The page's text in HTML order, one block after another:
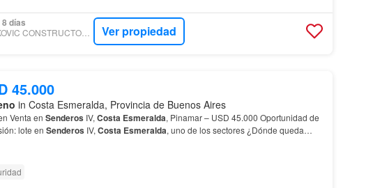
días
BOLKOVIC CONSTRUCTORA INMOBILIARIA Ver propiedad
45.000
in Costa Esmeralda, Provincia de Buenos Aires
Venta en Senderos IV, Costa Esmeralda, Pinamar – USD 45.000 Oportunidad de
lote en Senderos IV, Costa Esmeralda, uno de los sectores ¿Dónde queda